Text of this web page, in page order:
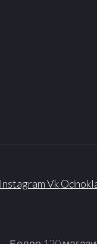
InstagramVk